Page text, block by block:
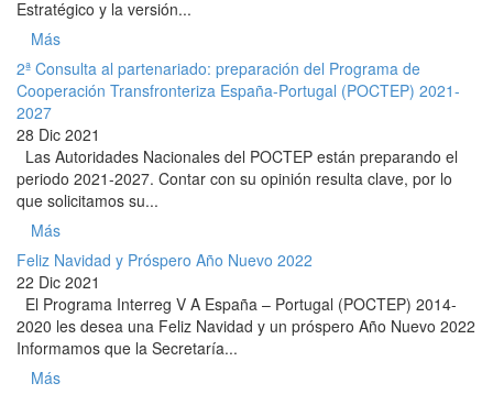
Estratégico y la versión...
Más
2ª Consulta al partenariado: preparación del Programa de
Cooperación Transfronteriza España-Portugal (POCTEP) 2021-
2027
28 Dic 2021
Las Autoridades Nacionales del POCTEP están preparando el
periodo 2021-2027. Contar con su opinión resulta clave, por lo
que solicitamos su...
Más
Feliz Navidad y Próspero Año Nuevo 2022
22 Dic 2021
El Programa Interreg V A España – Portugal (POCTEP) 2014-
2020 les desea una Feliz Navidad y un próspero Año Nuevo 2022
Informamos que la Secretaría...
Más